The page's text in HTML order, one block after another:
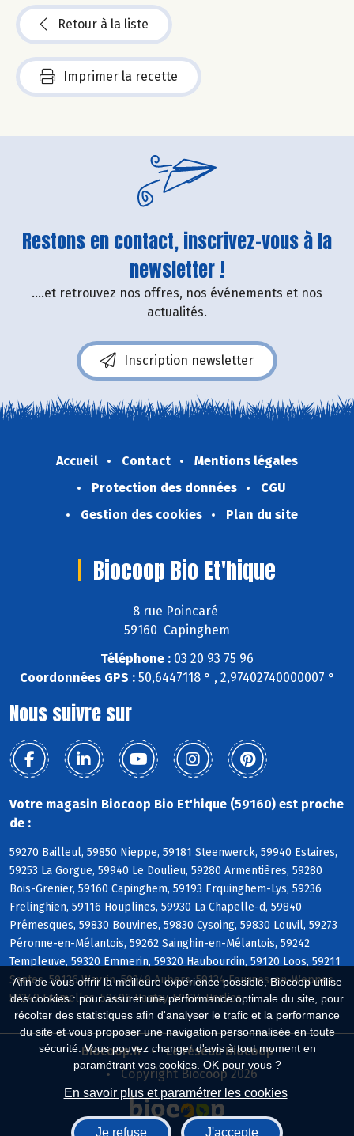
Afin de vous offrir la meilleure expérience possible, Biocoop utilise
des cookies : pour assurer une performance optimale du site, pour
récolter des statistiques afin d'analyser le trafic et la performance
du site et vous proposer une navigation personnalisée en toute
sécurité. Vous pouvez changer d'avis à tout moment en
paramétrant vos cookies. OK pour vous ?
En savoir plus et paramétrer les cookies
Je refuse J'accepte
Retour à la liste
Imprimer la recette
Restons en contact, inscrivez-vous à la
newsletter !
....et retrouvez nos offres, nos événements et nos
actualités.
Inscription newsletter
Accueil Contact
Mentions légales
Protection des données
CGU
Gestion des cookies
Plan du site
Biocoop Bio Et'hique
8 rue Poincaré
59160 Capinghem
Téléphone : 03 20 93 75 96
Coordonnées GPS :50,6447118 ° , 2,97402740000007 °
Nous suivre sur
Votre magasin Biocoop Bio Et'hique (59160) est proche
de :
59270 Bailleul, 59850 Nieppe, 59181 Steenwerck, 59940 Estaires,
59253 La Gorgue, 59940 Le Doulieu, 59280 Armentières, 59280
Bois-Grenier, 59160 Capinghem, 59193 Erquinghem-Lys, 59236
Frelinghien, 59116 Houplines, 59930 La Chapelle-d, 59840
Prémesques, 59830 Bouvines, 59830 Cysoing, 59830 Louvil, 59273
Péronne-en-Mélantois, 59262 Sainghin-en-Mélantois, 59242
Templeuve, 59320 Emmerin, 59320 Haubourdin, 59120 Loos, 59211
Santes, 59136 Wavrin, 59249 Aubers, 59134 Fournes-en-Weppes,
59249 Fromelles, 59496 Hantay, 59134 Herlies
Biocoop.fr
Le réseau Biocoop
Copyright Biocoop 2026